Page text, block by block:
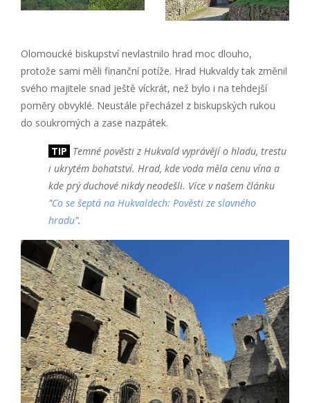
Olomoucké biskupství nevlastnilo hrad moc dlouho,
protože sami měli finanční potíže. Hrad Hukvaldy tak změnil
svého majitele snad ještě víckrát, než bylo i na tehdejší
poměry obvyklé. Neustále přecházel z biskupských rukou
do soukromých a zase nazpátek.
TIP Temné pověsti z Hukvald vyprávějí o hladu, trestu
i ukrytém bohatství. Hrad, kde voda měla cenu vína a
kde prý duchové nikdy neodešli. Více v našem článku
"Co se šeptá na Hukvaldech: Pověsti ze slavného
hradu".